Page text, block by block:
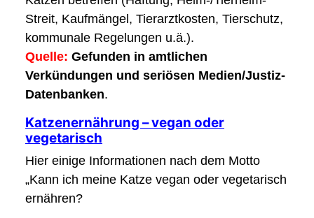
Streit, Kaufmängel, Tierarztkosten, Tierschutz,
kommunale Regelungen u.ä.).
Quelle: Gefunden in amtlichen
Verkündungen und seriösen Medien/Justiz-
Datenbanken.
Katzenernährung – vegan oder
vegetarisch
Hier einige Informationen nach dem Motto
„Kann ich meine Katze vegan oder vegetarisch
ernähren?